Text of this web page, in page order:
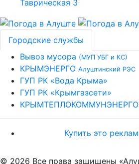
Городские службы
Вывоз мусора (МУП УБГ и КС)
КРЫМЭНЕРГО Алуштинский РЭС
ГУП РК «Вода Крыма»
ГУП РК «Крымгазсети»
КРЫМТЕПЛОКОММУНЭНЕРГО
Купить это
© 2026 Все права защищены